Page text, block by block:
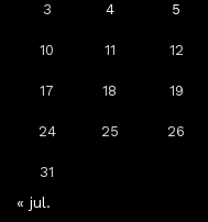
3 4 5
10 11 12
17 18 19
24 25 26
31
« jul.